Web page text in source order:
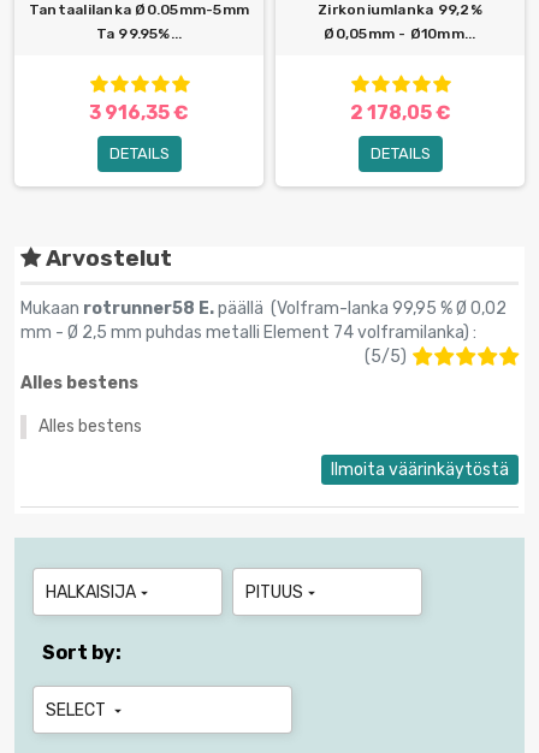
Tantaalilanka Ø0.05mm-5mm
Ta 99.95%...
3 916,35 €
DETAILS
Zirkoniumlanka 99,2%
Ø0,05mm - Ø10mm...
2 178,05 €
DETAILS
Arvostelut
Mukaan rotrunner58 E.päällä (Volfram-lanka 99,95 % Ø 0,02
mm - Ø 2,5 mm puhdas metalli Element 74 volframilanka) :
(5/5)
Alles bestens
Alles bestens
Ilmoita väärinkäytöstä
HALKAISIJA  PITUUS 
Sort by:
SELECT 